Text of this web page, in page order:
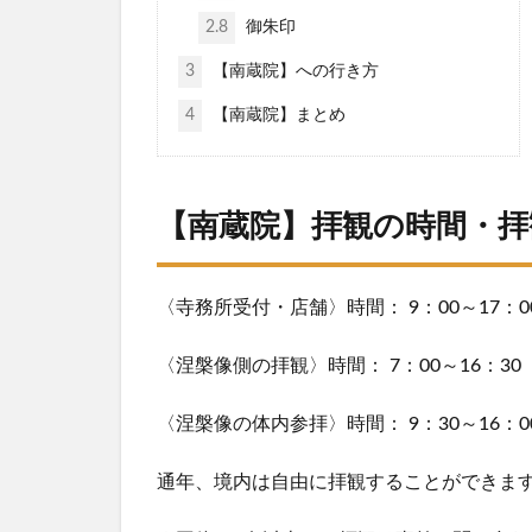
2.8 御朱印
3 【南蔵院】への行き方
4 【南蔵院】まとめ
【南蔵院】拝観の時間・
〈寺務所受付・店舗〉時間： 9：00～17：
〈涅槃像側の拝観〉時間： 7：00～16：30
〈涅槃像の体内参拝〉時間： 9：30～16：
通年、境内は自由に拝観することができます